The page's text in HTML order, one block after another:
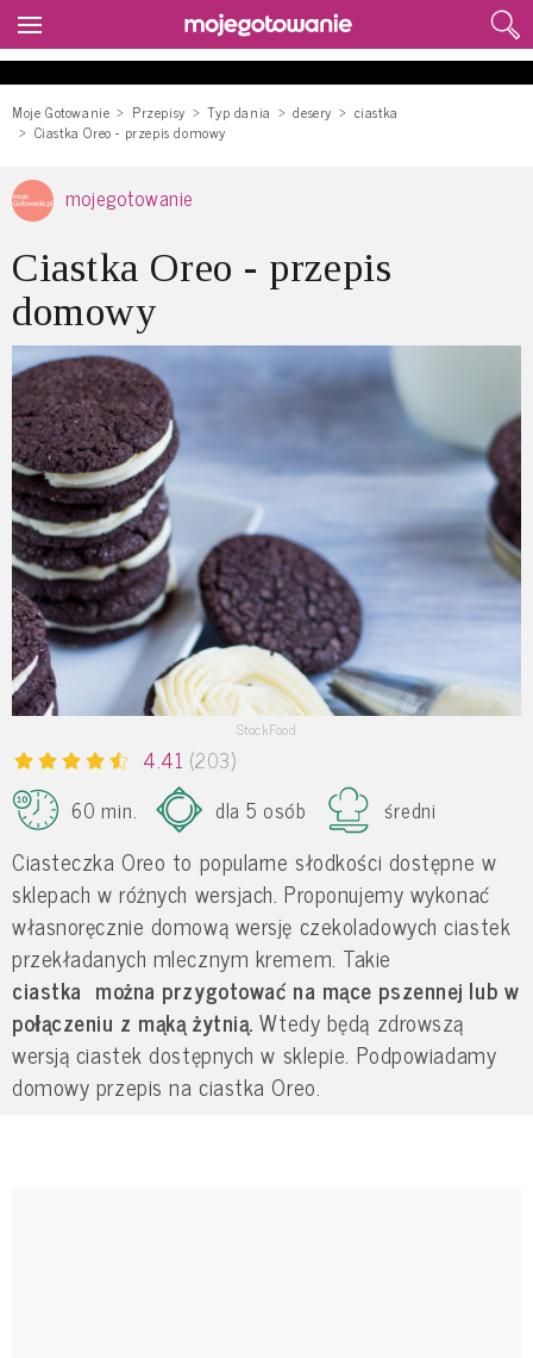
Moje Gotowanie Przepisy Typ dania desery
ciastka
Ciastka Oreo - przepis domowy
mojegotowanie
Ciastka Oreo - przepis
domowy
StockFood
4.41 (203)
60 min.
dla 5 osób średni
Ciasteczka Oreo to popularne słodkości dostępne w
sklepach w różnych wersjach. Proponujemy wykonać
własnoręcznie domową wersję czekoladowych ciastek
przekładanych mlecznym kremem. Takie
ciastka można przygotować na mące pszennej lub w
połączeniu z mąką żytnią.Wtedy będą zdrowszą
wersją ciastek dostępnych w sklepie. Podpowiadamy
domowy przepis na ciastka Oreo.